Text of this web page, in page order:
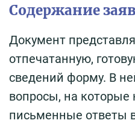
Содержание
Документ
отпечатанную,
сведений форму. В
вопросы, на которые
письменные ответы